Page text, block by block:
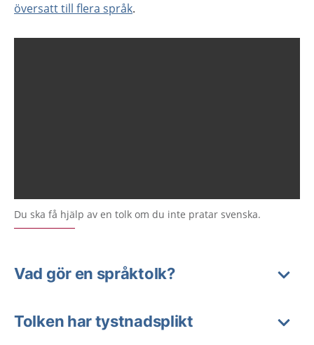
översatt till flera språk.
Du ska få hjälp av en tolk om du inte pratar svenska.
Vad gör en språktolk?
Tolken har tystnadsplikt